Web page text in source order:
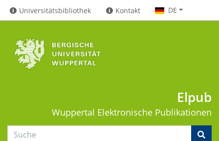
Universitätsbibliothek Kontakt DE
Elpub
Wuppertal Elektronische Publikationen